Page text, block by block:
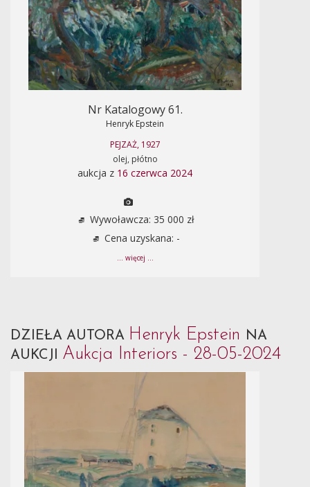
Nr Katalogowy 61.
Henryk Epstein
PEJZAŻ, 1927
olej, płótno
aukcja z 16 czerwca 2024
Wywoławcza: 35 000 zł
Cena uzyskana: -
... więcej ...
DZIEŁA AUTORA Henryk Epstein NA
AUKCJI Aukcja Interiors - 28-05-2024